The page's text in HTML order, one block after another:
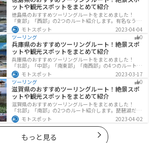
ットや観光スポットをまとめて紹介
徳島県のおすすめツーリングルートをまとめました！
「東部」「西部」の2つのルート紹介します。有名なうず
しおや山を中心とした自然豊かなスポットが多数ありま
す。バイクで徳島県にツーリングに行く際は参考にして
ください。
モトスポット
2023-04-04
ツーリング
0
兵庫県のおすすめツーリングルート！絶景スポ
ットや観光スポットをまとめて紹介
兵庫県のおすすめツーリングルートをまとめました！
「北部」「中部」「南東部」「南西部」の4つのルート紹
介します。自然豊かな山を堪能できる北部と中部、街中
で海辺の南部と違った楽しみ方ができます。バイクで兵
庫県にツーリングに行く際は参考にしてください。
モトスポット
2023-03-17
ツーリング
0
滋賀県のおすすめツーリングルート！絶景スポ
ットや観光スポットをまとめて紹介
滋賀県のおすすめツーリングルートをまとめました！
「北部」「南部」の2つのルート紹介します。琵琶湖だけ
でなく、比叡山ドライブウェイなどの山を楽しめるスポ
ットも多数あります。バイクで滋賀県にツーリングに行
く際は参考にしてください。
モトスポット 2023-04-02
もっと見る